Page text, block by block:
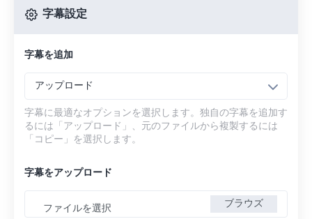
字幕設定
字幕を追加
アップロード
字幕に最適なオプションを選択します。独自の字幕を追加す
るには「アップロード」、元のファイルから複製するには
「コピー」を選択します。
字幕をアップロード
ファイルを選択 ブラウズ